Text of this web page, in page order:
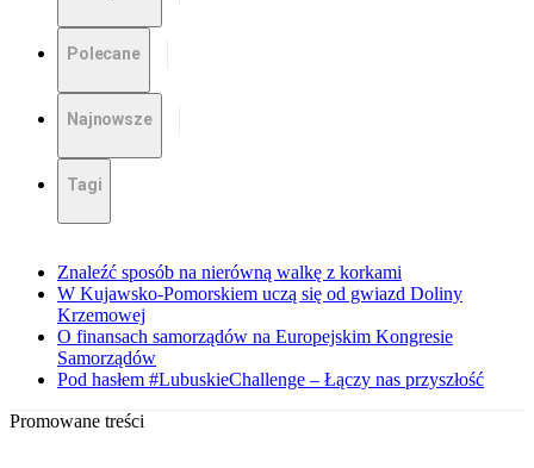
Polecane
Najnowsze
Tagi
Znaleźć sposób na nierówną walkę z korkami
W Kujawsko-Pomorskiem uczą się od gwiazd Doliny
Krzemowej
O finansach samorządów na Europejskim Kongresie
Samorządów
Pod hasłem #LubuskieChallenge – Łączy nas przyszłość
Promowane treści